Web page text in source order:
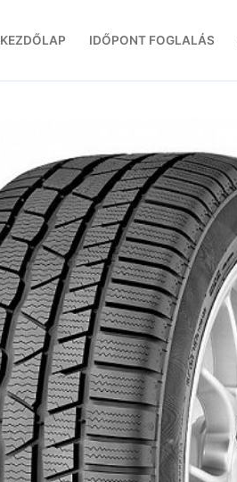
KEZDŐLAP IDŐPONT FOGLALÁS